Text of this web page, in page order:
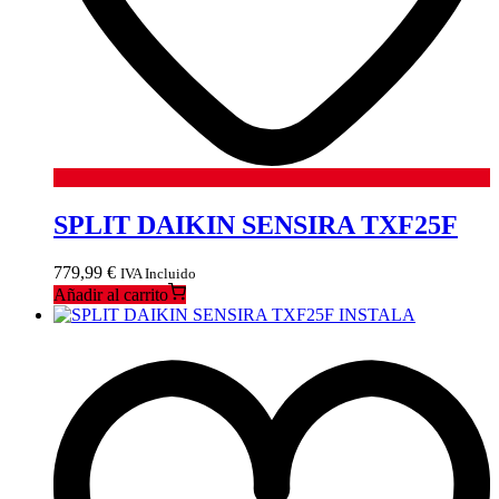
SPLIT DAIKIN SENSIRA TXF25F
779,99 € IVA Incluido
Añadir al carrito